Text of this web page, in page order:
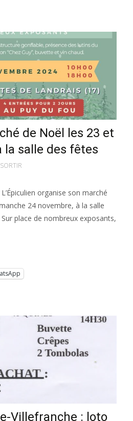
de Noël les 23 et
la salle des fêtes
SORTIR
organise son marché
24 novembre, à la salle
place de nombreux exposants,
Villefranche : loto